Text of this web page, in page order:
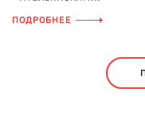
ПОДРОБНЕЕ